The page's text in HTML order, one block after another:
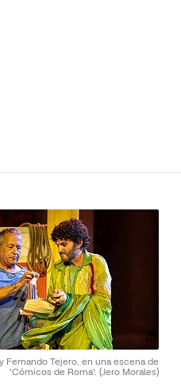
Fernando Tejero, en una escena de
'Cómicos de Roma'. (Jero Morales)